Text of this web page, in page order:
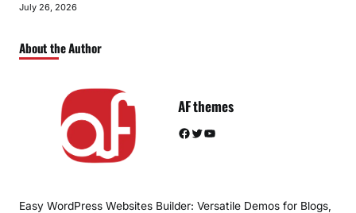
July 26, 2026
About the Author
AF themes
Facebook Twitter YouTube
Easy WordPress Websites Builder: Versatile Demos for Blogs,